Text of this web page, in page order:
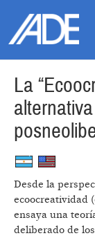
La
Desde la
ecoocreatividad
ensaya una
deliberado de